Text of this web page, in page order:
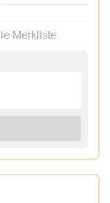
Merkliste